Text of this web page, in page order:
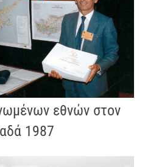
εθνών στον
1987